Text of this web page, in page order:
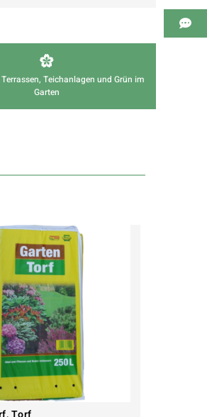
Teichanlagen und Grün im
Garten